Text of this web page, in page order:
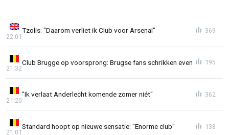
Tzolis: "Daarom verliet ik Club voor Arsenal"
22:01
369
Club Brugge op voorsprong: Brugse fans schrikken even
21:32
195
"Ik verlaat Anderlecht komende zomer niét"
21:20
362
Standard hoopt op nieuwe sensatie: "Enorme club"
21:01
138